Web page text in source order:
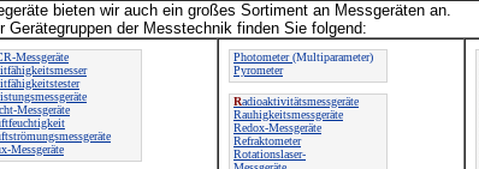
bieten wir auch ein großes Sortiment an Messgeräten an.
Gerätegruppen der Messtechnik finden Sie folgend:
Messgeräte
Messgeräte
Messgeräte
Photometer(Multiparameter)
Pyrometer
Radioaktivitätsmessgeräte
Rauhigkeitsmessgeräte
Redox-Messgeräte
Refraktometer
Rotationslaser-